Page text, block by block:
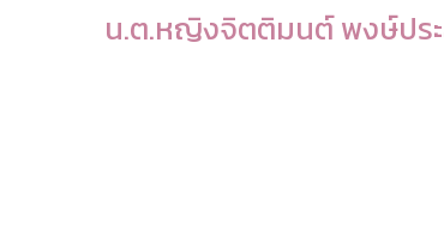
น.ต.หญิงจิตติมนต์ พงษ์ปร